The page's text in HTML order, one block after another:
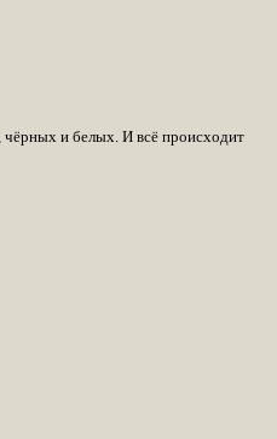
чёрных и белых. И всё происходит